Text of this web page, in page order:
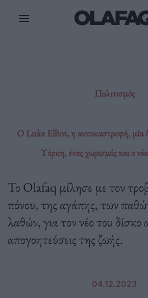
Πολιτισμός
O Luke Elliot, η αυτοκαστροφή, μία
Υόρκη, ένας χωρισμός και ο
Το Olafaq μίλησε με τον
πόνου, της αγάπης, των
λαθών, για τον νέο του δίσκο
απογοητεύσεις της ζωής.
04.12.2023